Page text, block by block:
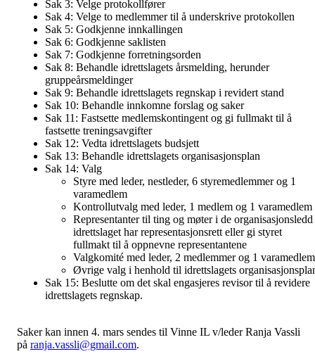
Sak 3: Velge protokollfører
Sak 4: Velge to medlemmer til å underskrive protokollen
Sak 5: Godkjenne innkallingen
Sak 6: Godkjenne saklisten
Sak 7: Godkjenne forretningsorden
Sak 8: Behandle idrettslagets årsmelding, herunder
gruppeårsmeldinger
Sak 9: Behandle idrettslagets regnskap i revidert stand
Sak 10: Behandle innkomne forslag og saker
Sak 11: Fastsette medlemskontingent og gi fullmakt til å
fastsette treningsavgifter
Sak 12: Vedta idrettslagets budsjett
Sak 13: Behandle idrettslagets organisasjonsplan
Sak 14: Valg
Styre med leder, nestleder, 6 styremedlemmer og 1
varamedlem
Kontrollutvalg med leder, 1 medlem og 1 varamedlem
Representanter til ting og møter i de organisasjonsledd
idrettslaget har representasjonsrett eller gi styret
fullmakt til å oppnevne representantene
Valgkomité med leder, 2 medlemmer og 1 varamedlem
Øvrige valg i henhold til idrettslagets
Sak 15: Beslutte om det skal engasjeres revisor til å revidere
idrettslagets regnskap.
Saker kan innen 4. mars sendes til Vinne IL v/leder Ranja Vassli
på ranja.vassli@gmail.com.